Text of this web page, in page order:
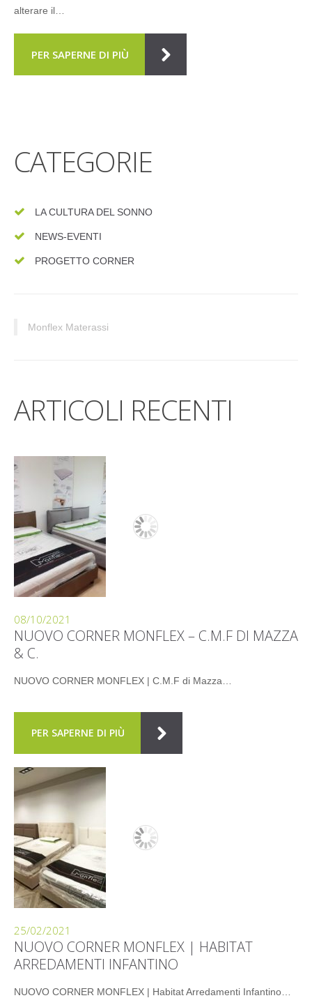
alterare il…
PER SAPERNE DI PIÙ
CATEGORIE
LA CULTURA DEL SONNO
NEWS-EVENTI
PROGETTO CORNER
Monflex Materassi
ARTICOLI RECENTI
08/10/2021
NUOVO CORNER MONFLEX – C.M.F DI MAZZA
& C.
NUOVO CORNER MONFLEX | C.M.F di Mazza…
PER SAPERNE DI PIÙ
25/02/2021
NUOVO CORNER MONFLEX | HABITAT
ARREDAMENTI INFANTINO
NUOVO CORNER MONFLEX | Habitat Arredamenti Infantino…